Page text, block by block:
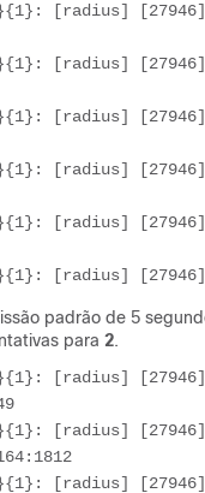
0}{1}: [radius]
0}{1}: [radius]
0}{1}: [radius]
0}{1}: [radius]
0}{1}: [radius]
0}{1}: [radius]
padrão de 5
para 2.
0}{1}: [radius]
0}{1}: [radius]
0}{1}: [radius]